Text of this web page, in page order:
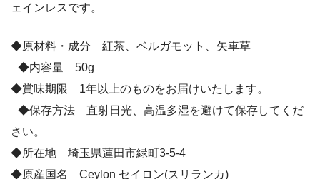
ェインレスです。
◆原材料・成分 紅茶、ベルガモット、矢車草
◆内容量 50g
◆賞味期限 1年以上のものをお届けいたします。
◆保存方法 直射日光、高温多湿を避けて保存してくだ
さい。
◆所在地 埼玉県蓮田市緑町3-5-4
◆原産国名 Ceylon セイロン(スリランカ)